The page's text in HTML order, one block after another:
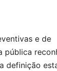
e de
pública
definição